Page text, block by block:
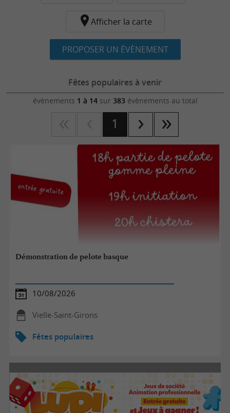
Afficher la carte
PROPOSER UN ÉVÈNEMENT
Fêtes populaires à venir
évènements 1 à 14sur 383évènements au total
1
Démonstration de pelote basque
10/08/2026
Vielle-Saint-Girons
Fêtes populaires